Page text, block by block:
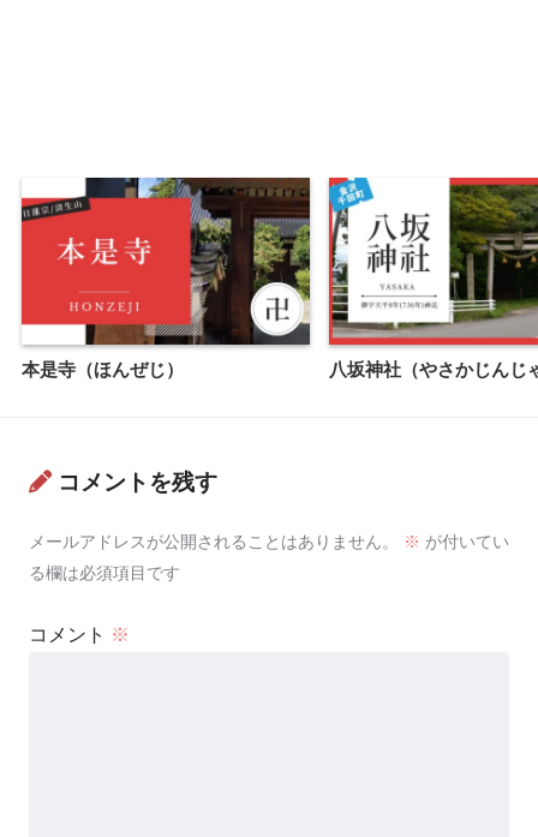
本是寺（ほんぜじ） 八坂神社（やさかじんじ
コメントを残す
メールアドレスが公開されることはありません。 ※ が付いてい
る欄は必須項目です
コメント ※